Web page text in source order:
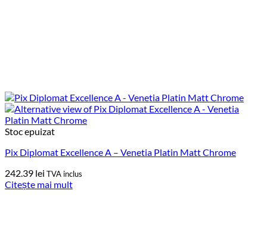
Stoc epuizat
Pix Diplomat Excellence A – Venetia Platin Matt Chrome
242.39 lei TVA inclus
Citește mai mult